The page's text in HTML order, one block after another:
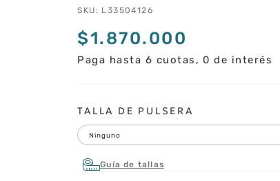
SKU : L33504126
$1.870.000
Paga hasta 6 cuotas, 0 de interés
TALLA DE PULSERA
Ninguno
Guía de tallas